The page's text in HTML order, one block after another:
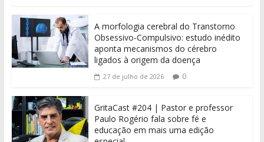
A morfologia cerebral do Transtorno
Obsessivo-Compulsivo: estudo inédito
aponta mecanismos do cérebro
ligados à origem da doença
27 de julho de 2026 0
GritaCast #204 | Pastor e professor
Paulo Rogério fala sobre fé e
educação em mais uma edição